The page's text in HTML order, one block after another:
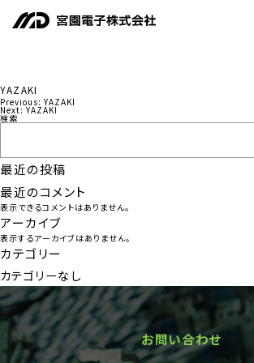
YAZAKI
投
ナ
ビ
ゲ
ー
シ
ョ
ン
Previous: YAZAKI
Next: YAZAKI
検索
最近の投稿
最近のコメント
表示できるコメントはありません。
アーカイブ
表示するアーカイブはありません。
カテゴリー
カテゴリーなし
お問い合わせ